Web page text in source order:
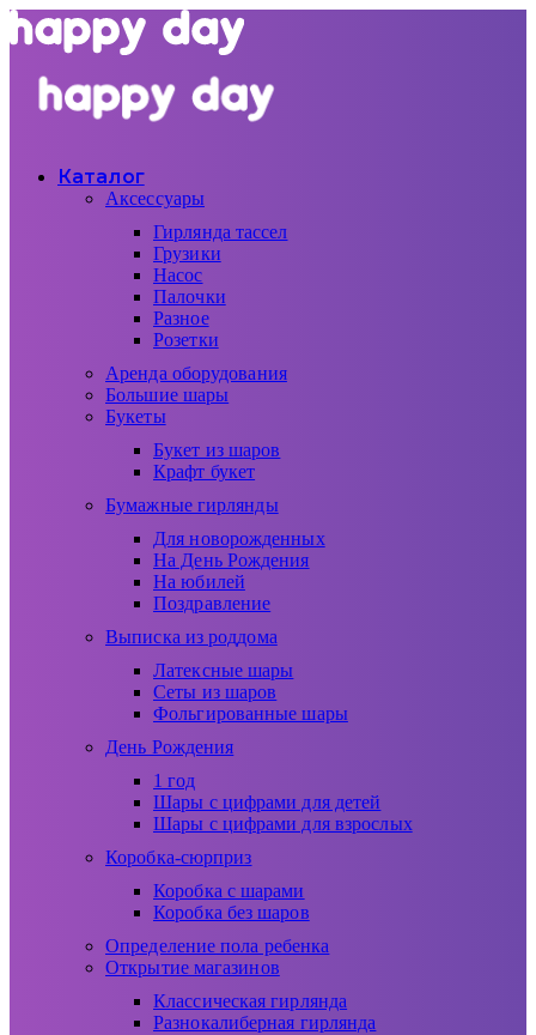
Каталог
Аксессуары
Гирлянда тассел
Грузики
Насос
Палочки
Разное
Розетки
Аренда оборудования
Большие шары
Букеты
Букет из шаров
Крафт букет
Бумажные гирлянды
Для новорожденных
На День Рождения
На юбилей
Поздравление
Выписка из роддома
Латексные шары
Сеты из шаров
Фольгированные шары
День Рождения
1 год
Шары с цифрами для детей
Шары с цифрами для взрослых
Коробка-сюрприз
Коробка с шарами
Коробка без шаров
Определение пола ребенка
Открытие магазинов
Классическая гирлянда
Разнокалиберная гирлянда